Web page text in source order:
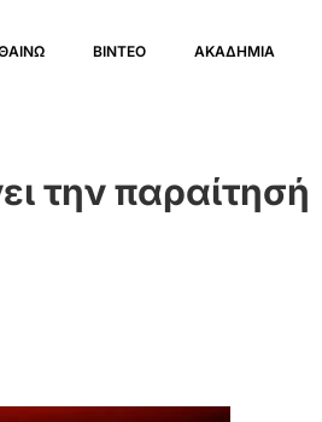
ΒΙΝΤΕΟ ΑΚΑΔΗΜΙΑ
την παραίτησή